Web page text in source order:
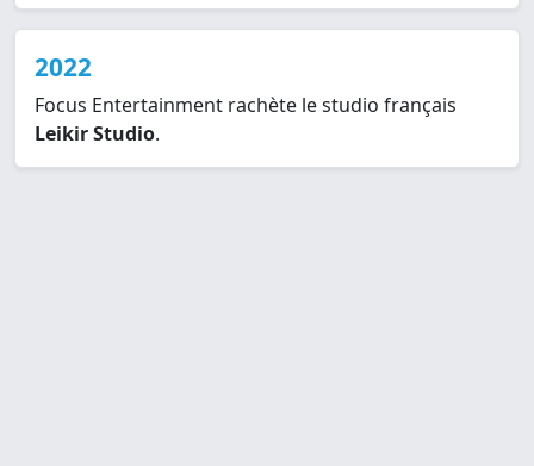
2022
Focus Entertainment rachète le studio français
Leikir Studio.